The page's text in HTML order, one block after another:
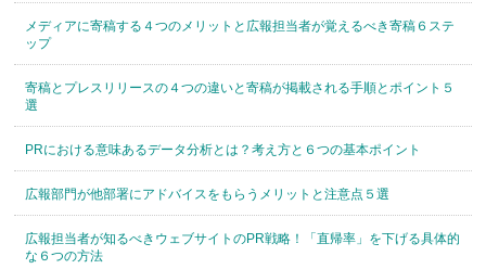
メディアに寄稿する４つのメリットと広報担当者が覚えるべき寄稿６ステ
ップ
寄稿とプレスリリースの４つの違いと寄稿が掲載される手順とポイント５
選
PRにおける意味あるデータ分析とは？考え方と６つの基本ポイント
広報部門が他部署にアドバイスをもらうメリットと注意点５選
広報担当者が知るべきウェブサイトのPR戦略！「直帰率」を下げる具体的
な６つの方法